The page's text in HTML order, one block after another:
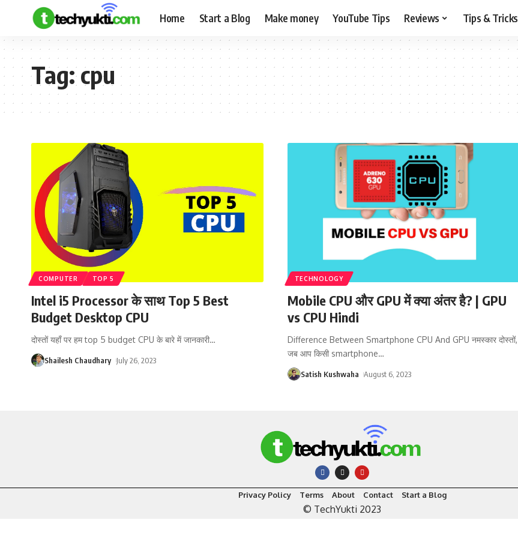
Home Start a Blog Make money YouTube Tips Reviews Tips & Tricks
Tag:cpu
COMPUTER TOP 5
Intel i5 Processor के साथ Top 5 Best
Budget Desktop CPU
दोस्तों यहाँ पर हम top 5 budget CPU के बारे में जानकारी…
Shailesh Chaudhary July 26, 2023
TECHNOLOGY
Mobile CPU और GPU में क्या अंतर है? | GPU
vs CPU Hindi
Difference Between Smartphone CPU And GPU नमस्कार दोस्तों,
जब आप किसी smartphone…
Satish Kushwaha August 6, 2023
Privacy Policy Terms About Contact Start a Blog
© TechYukti 2023